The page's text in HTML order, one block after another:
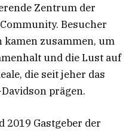
Zentrum der
Besucher
kamen zusammen, um
und die Lust auf
die seit jeher das
prägen.
2019 Gastgeber der